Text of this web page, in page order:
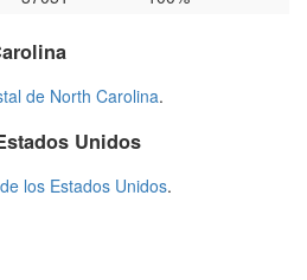
de North Carolina.
Unidos
los Estados Unidos.